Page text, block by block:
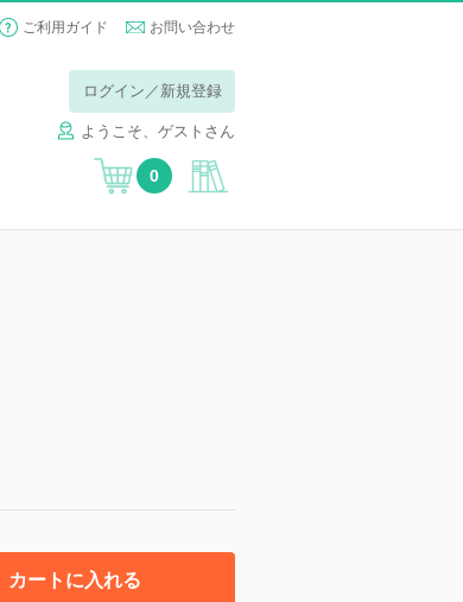
ご利用ガイド お問い合わせ
ログイン／新規登録
ようこそ、ゲストさん
0
カートに入れる